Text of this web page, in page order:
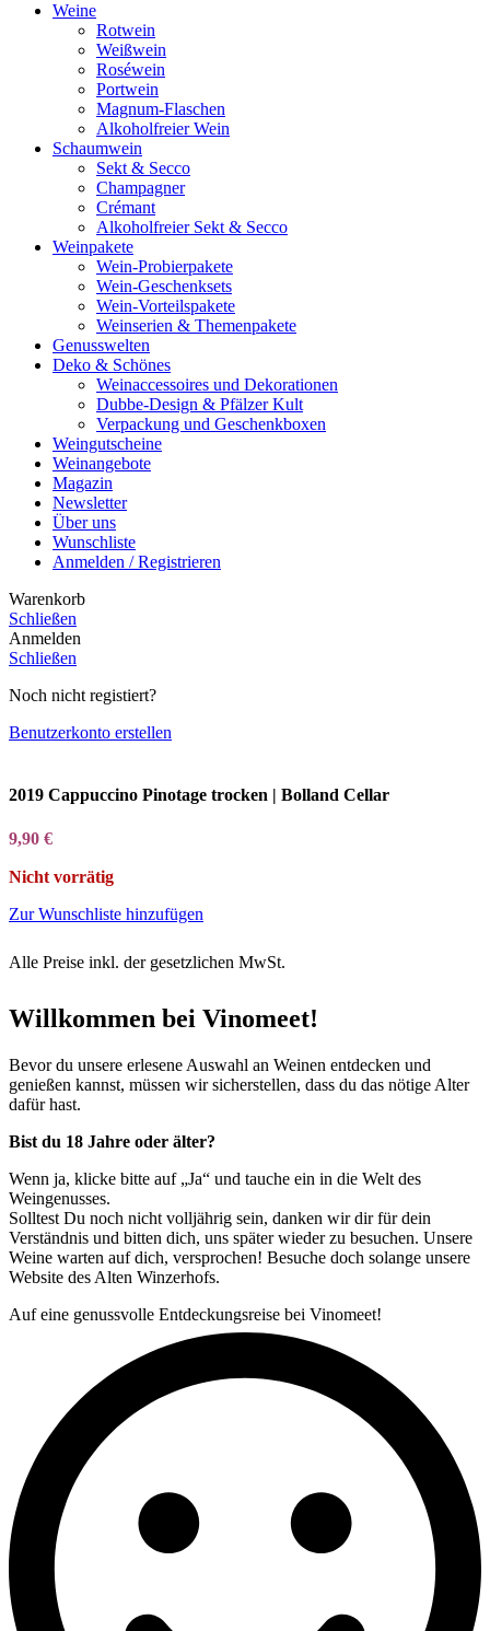
Weine
Rotwein
Weißwein
Roséwein
Portwein
Magnum-Flaschen
Alkoholfreier Wein
Schaumwein
Sekt & Secco
Champagner
Crémant
Alkoholfreier Sekt & Secco
Weinpakete
Wein-Probierpakete
Wein-Geschenksets
Wein-Vorteilspakete
Weinserien & Themenpakete
Genusswelten
Deko & Schönes
Weinaccessoires und Dekorationen
Dubbe-Design & Pfälzer Kult
Verpackung und Geschenkboxen
Weingutscheine
Weinangebote
Magazin
Newsletter
Über uns
Wunschliste
Anmelden / Registrieren
Warenkorb
Schließen
Anmelden
Schließen
Noch nicht registiert?
Benutzerkonto erstellen
2019 Cappuccino Pinotage trocken | Bolland Cellar
9,90 €
Nicht vorrätig
Zur Wunschliste hinzufügen
Alle Preise inkl. der gesetzlichen MwSt.
Willkommen bei Vinomeet!
Bevor du unsere erlesene Auswahl an Weinen entdecken und
genießen kannst, müssen wir sicherstellen, dass du das nötige Alter
dafür hast.
Bist du 18 Jahre oder älter?
Wenn ja, klicke bitte auf „Ja“ und tauche ein in die Welt des
Weingenusses.
Solltest Du noch nicht volljährig sein, danken wir dir für dein
Verständnis und bitten dich, uns später wieder zu besuchen. Unsere
Weine warten auf dich, versprochen! Besuche doch solange unsere
Website des Alten Winzerhofs.
Auf eine genussvolle Entdeckungsreise bei Vinomeet!